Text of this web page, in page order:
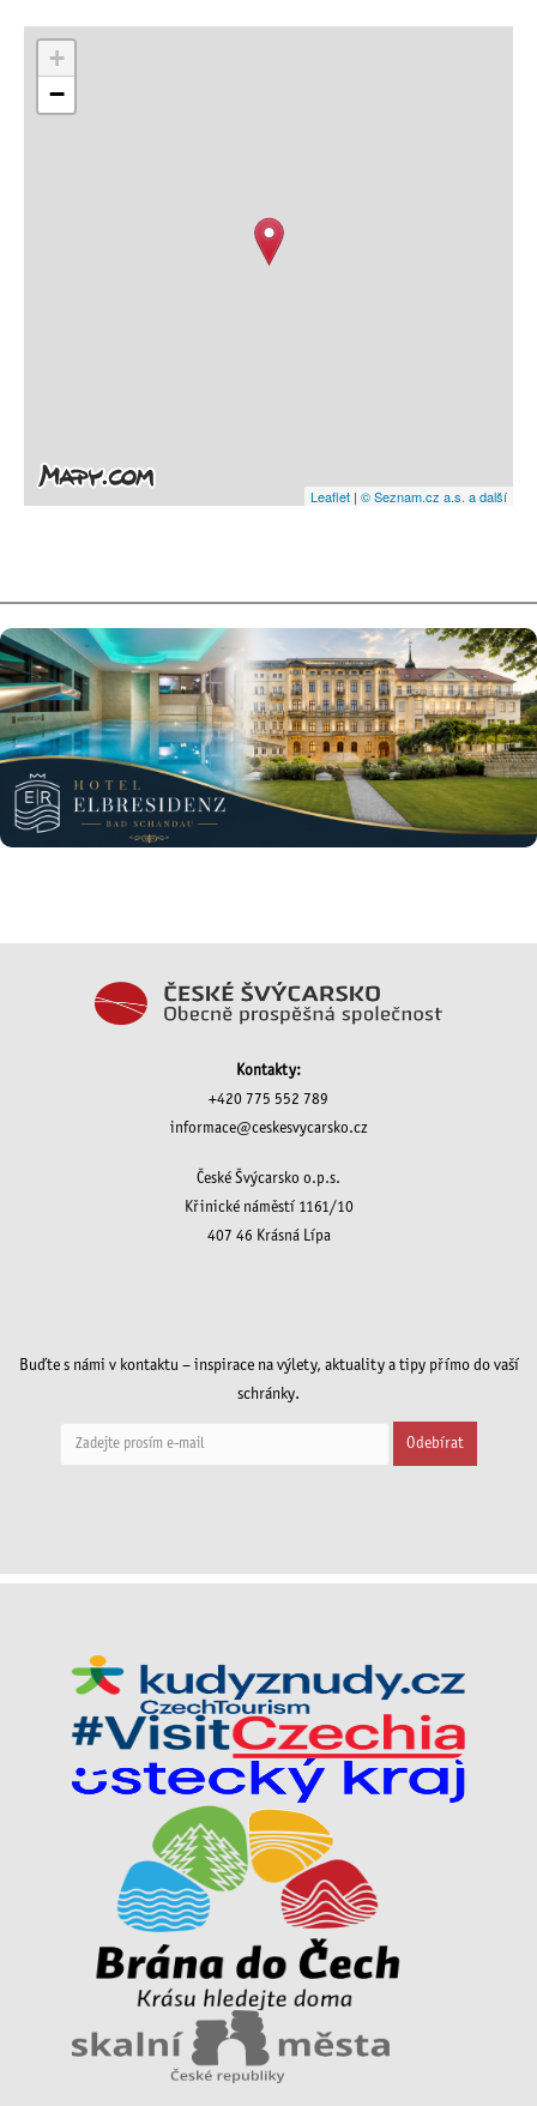
+
−
Leaflet | © Seznam.cz a.s. a další
Kontakty:
+420 775 552 789
informace@ceskesvycarsko.cz
České Švýcarsko o.p.s.
Křinické náměstí 1161/10
407 46 Krásná Lípa
Buďte s námi v kontaktu – inspirace na výlety, aktuality a tipy přímo do vaší
schránky.
Odebírat